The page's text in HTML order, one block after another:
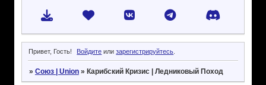
Привет, Гость! Войдите илизарегистрируйтесь
» Союз | Union » Карибский Кризис | Ледниковый Поход